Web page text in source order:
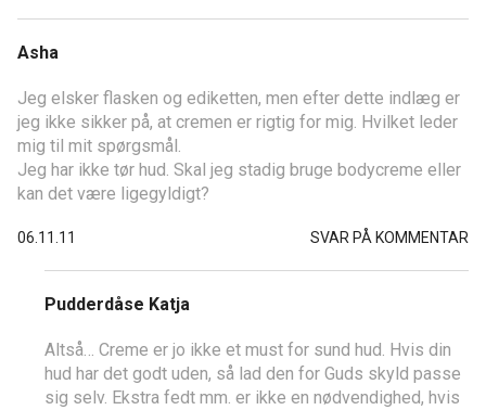
Asha
Jeg elsker flasken og ediketten, men efter dette indlæg er
jeg ikke sikker på, at cremen er rigtig for mig. Hvilket leder
mig til mit spørgsmål.
Jeg har ikke tør hud. Skal jeg stadig bruge bodycreme eller
kan det være ligegyldigt?
06.11.11 SVAR PÅ KOMMENTAR
Pudderdåse Katja
Altså… Creme er jo ikke et must for sund hud. Hvis din
hud har det godt uden, så lad den for Guds skyld passe
sig selv. Ekstra fedt mm. er ikke en nødvendighed, hvis